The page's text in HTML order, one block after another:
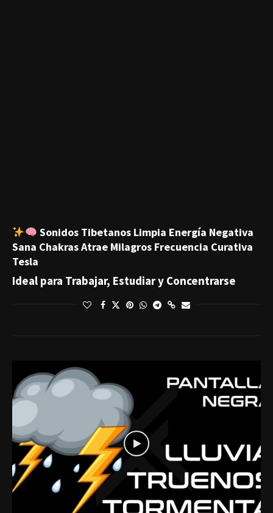
Sonidos Tibetanos Limpia Energía Negativa
Sana Chakras Atrae Milagros Frecuencia Curativa
Tesla
Ideal para Trabajar, Estudiar y Concentrarse